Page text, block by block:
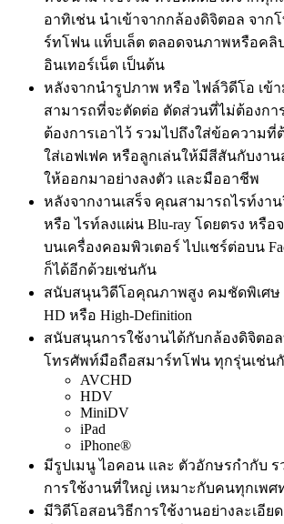
อาทิเช่น นำเข้าจากกล้องดิจิตอล จา
ร์ทโฟน แท็บเล็ต ตลอดจนภาพหรือคลิ
อินเทอร์เน็ต เป็นต้น
หลังจากนำรูปภาพ หรือ ไฟล์วิดีโอ เข้
สามารถที่จะตัดต่อ ตัดส่วนที่ไม่ต้องกา
ต้องการเอาไว้ รวมไปถึงใส่ข้อความ
ใส่เอฟเฟค หรือลูกเล่นให้มีสีสันกับงา
ให้ออกมาอย่างลงตัว และมืออาชีพ
หลังจากงานเสร็จ คุณสามารถไรท์งา
หรือ ไรท์ลงแผ่น Blu-ray โดยตรง หรือ
บนเครื่องคอมพิวเตอร์ ไปแชร์ต่อบน
ก็ได้อีกด้วยเช่นกัน
สนับสนุนวิดีโอคุณภาพสูง คมชัดพิเศษ
HD หรือ High-Definition
สนับสนุนการใช้งานได้กับกล้องดิจิตอ
โทรศัพท์มือถือสมาร์ทโฟน ทุกรุ่นเช่น
AVCHD
HDV
MiniDV
iPad
iPhone®
มีรูปเมนู ไอคอน และ ตัวอักษรกำกับ ร
การใช้งานที่ใหญ่ เหมาะกับคนทุกเพศ
มีวิดีโอสอนวิธีการใช้งานอย่างละเอีย